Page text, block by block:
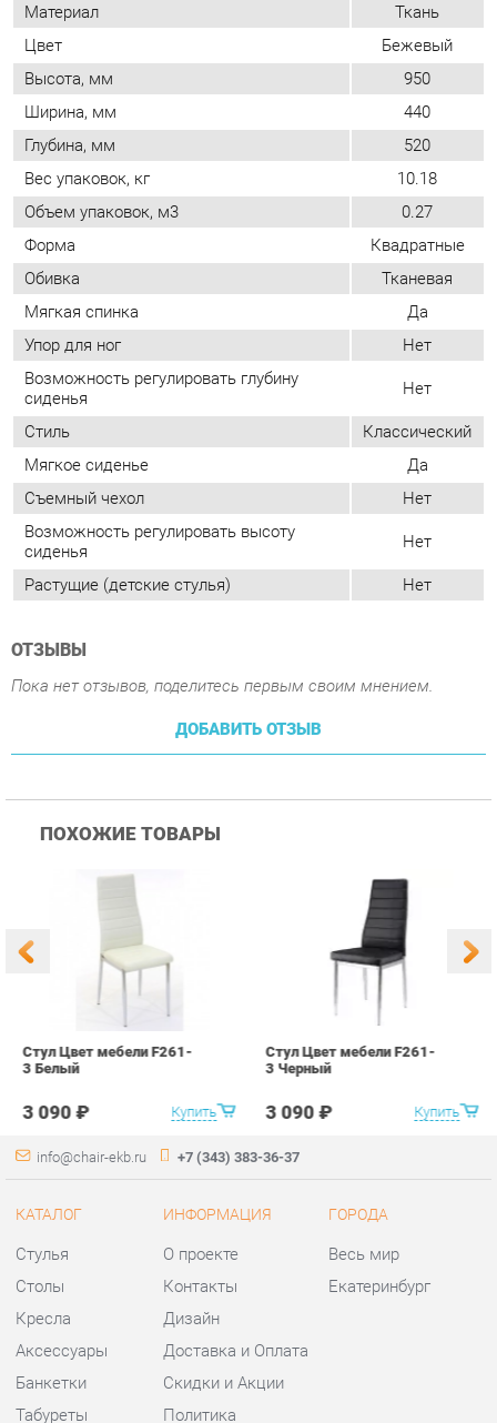
Ширина, мм
440
Глубина, мм
520
Вес упаковок, кг
10.18
Объем упаковок, м3
0.27
Форма
Квадратные
Обивка
Тканевая
Мягкая спинка
Да
Упор для ног
Нет
Возможность регулировать глубину
сиденья
Нет
Стиль
Классический
Мягкое сиденье
Да
Съемный чехол
Возможность регулировать высоту
сиденья
Нет
Растущие (детские стулья) Нет
ОТЗЫВЫ
Пока нет отзывов, поделитесь первым своим мнением.
ДОБАВИТЬ ОТЗЫВ
ПОХОЖИЕ ТОВАРЫ
Купить
Стул Цвет мебели F261-
3 090 ₽ Купить
Стул Цвет мебели F261-
info@chair-ekb.ru
КАТАЛОГ
Стулья
Кресла
Банкетки
Табуреты
Пуфы
Мини-Диваны
Комплектующие
ИНФОРМАЦИЯ
О проекте
Дизайн
Скидки и Акции
Политика
Гарантия
Помощь
ГОРОДА
Весь мир